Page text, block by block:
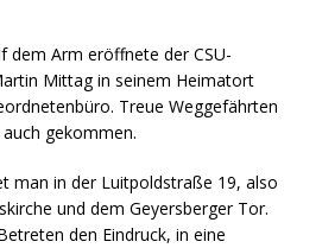
dem Arm eröffnete der CSU-
Mittag in seinem Heimatort
Treue Weggefährten
gekommen.
man in der Luitpoldstraße 19, also
und dem Geyersberger Tor.
den Eindruck, in eine